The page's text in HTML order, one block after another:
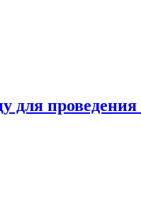
проведения